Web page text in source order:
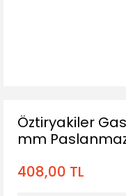
Öztiryakiler
mm
408,00 TL